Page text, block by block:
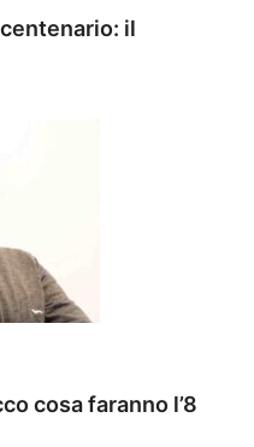
il
cosa faranno l’8